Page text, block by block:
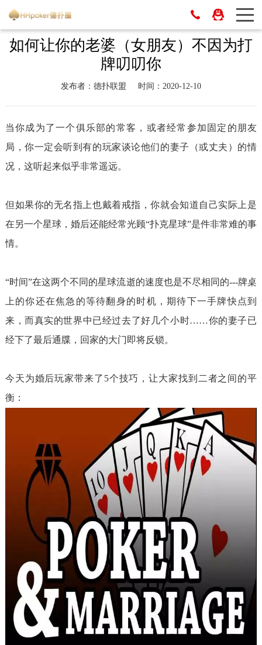
如何让你的老婆（女朋友）不因为打
牌叨叨你
发布者：德扑联盟 时间：2020-12-10
当你成为了一个俱乐部的常客，或者经常参加固定的朋友
局，你一定会听到有的玩家谈论他们的妻子（或丈夫）的情
况，这听起来似乎非常遥远。
但如果你的无名指上也戴着戒指，你就会知道自己实际上是
在另一个星球，婚后还能经常光顾“扑克星球”是件非常难的事
情。
“时间”在这两个不同的星球流逝的速度也是不尽相同的---牌桌
上的你还在焦急的等待翻身的时机，期待下一手牌快点到
来，而真实的世界中已经过去了好几个小时……你的妻子已
经下了最后通牒，回家的大门即将反锁。
今天为婚后玩家带来了5个技巧，让大家找到二者之间的平
衡：